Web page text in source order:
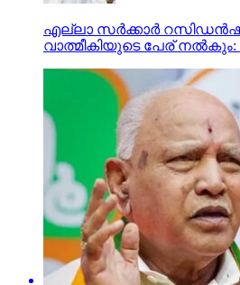
എല്ലാ സർക്കാർ
വാത്മീകിയുടെ പേര്